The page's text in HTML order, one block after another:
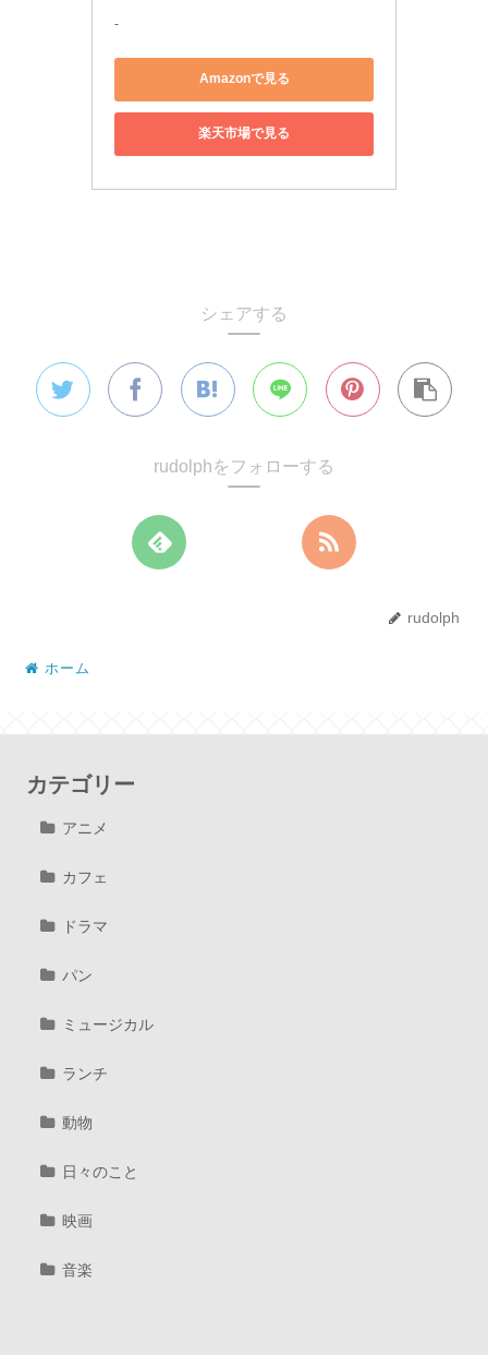
-
Amazonで見る
楽天市場で見る
シェアする
rudolphをフォローする
rudolph
ホーム
カテゴリー
アニメ
カフェ
ドラマ
パン
ミュージカル
ランチ
動物
日々のこと
映画
音楽